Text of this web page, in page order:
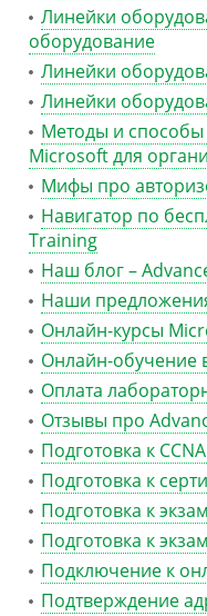
Линейки
оборудование
Линейки
Линейки
Методы и
Microsoft для
Мифы про
Навигатор по
Training
Наш блог –
Наши
Онлайн-курсы
Онлайн-обучение
Оплата
Отзывы про
Подготовка к
Подготовка к
Подготовка к
Подготовка к
Подключение к
Подтверждение